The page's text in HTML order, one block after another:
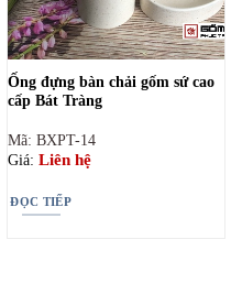
Ống đựng bàn chải gốm sứ cao
cấp Bát Tràng
Mã: BXPT-14
Giá: Liên hệ
ĐỌC TIẾP